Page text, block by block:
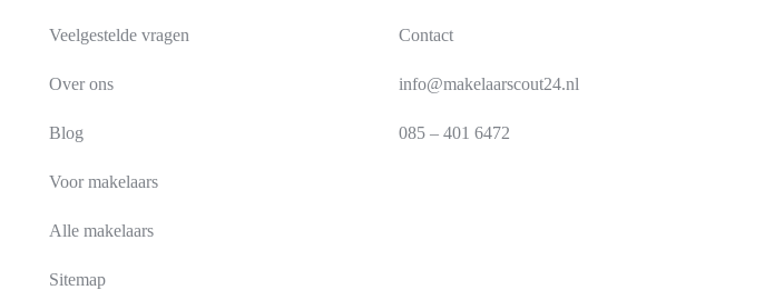
Veelgestelde vragen
Over ons
Blog
Voor makelaars
Alle makelaars
Sitemap
Contact
info@makelaarscout24.nl
085 – 401 6472